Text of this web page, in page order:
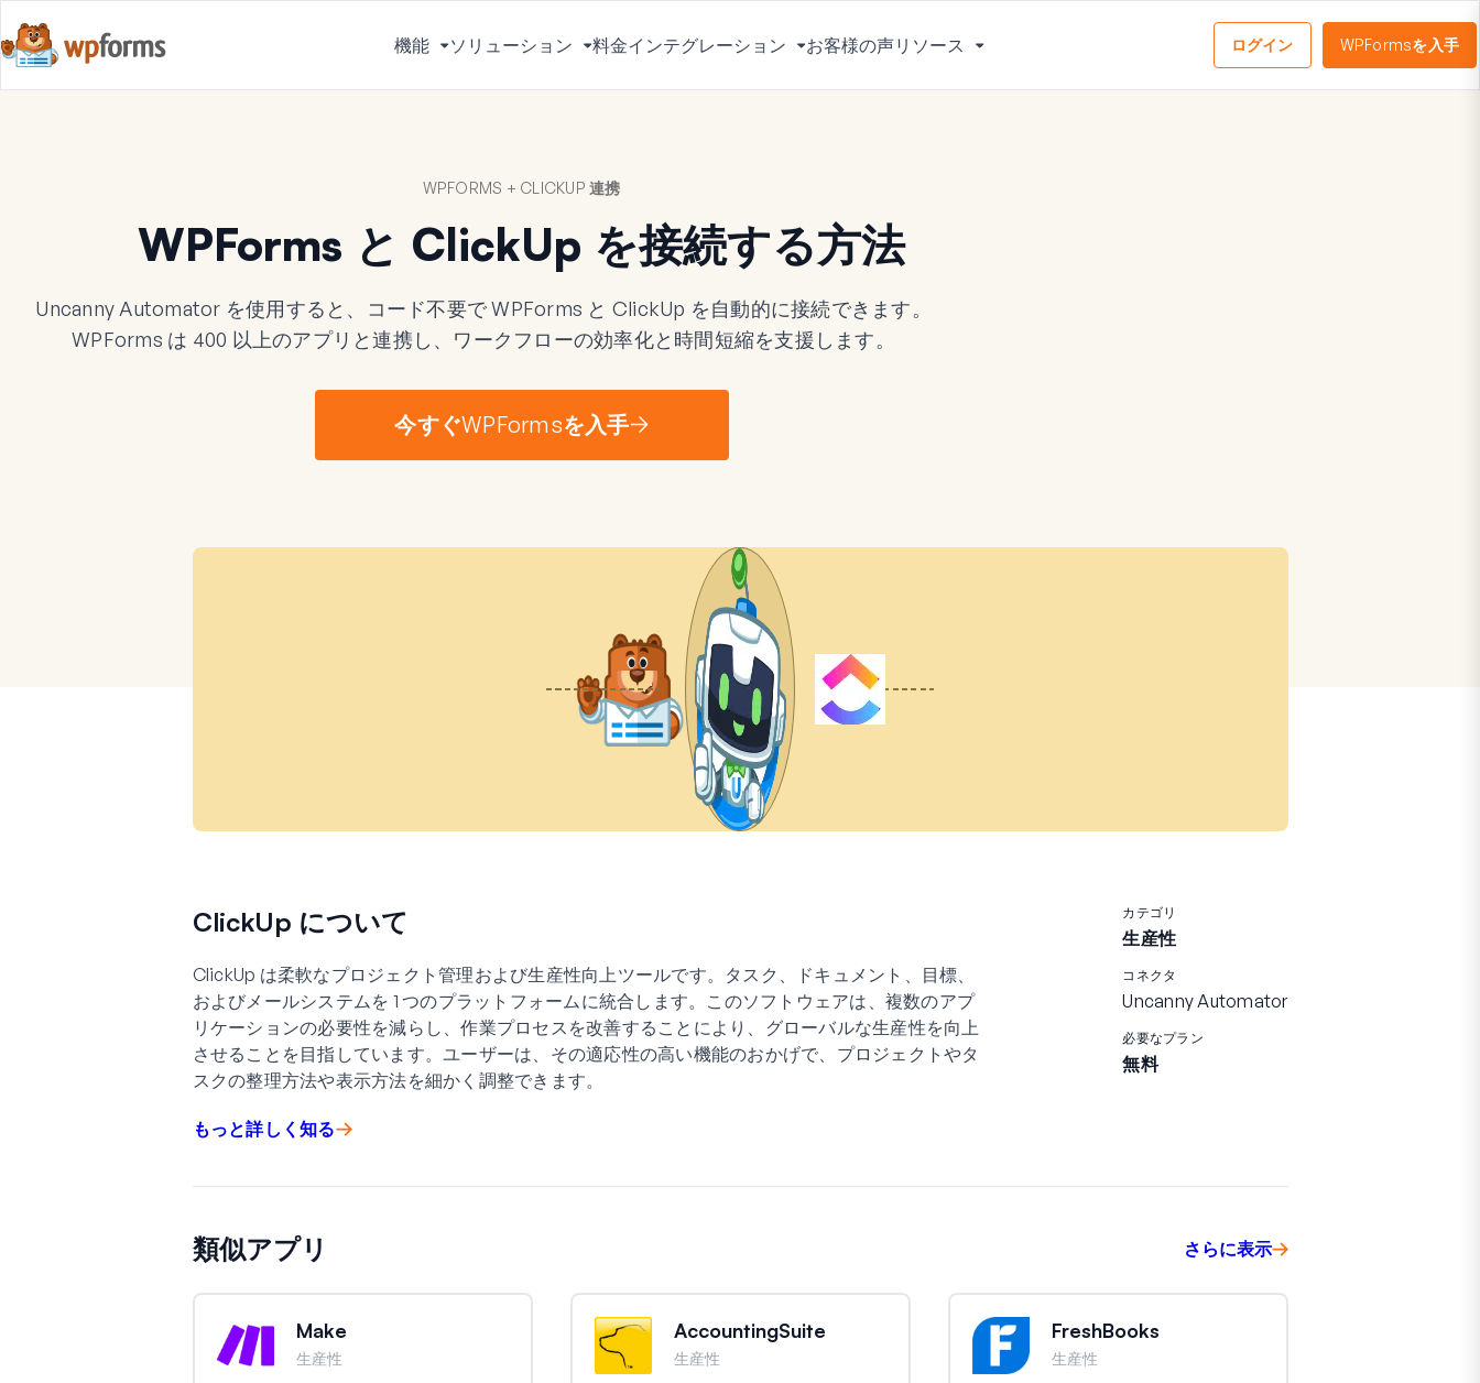
機能
メ
ニ
切
替
る
ソリューション
メ
ニ
切
替
る
料金インテグレーション
メ
ニ
替
え
る
お客様の声リソース
ニ
ログイン WPFormsを入手
WPFORMS + CLICKUP 連携
WPForms と ClickUp を接続する方法
Uncanny Automator を使用すると、コード不要で WPForms と ClickUp を自動的に接続できます。
WPForms は 400 以上のアプリと連携し、ワークフローの効率化と時間短縮を支援します。
今すぐWPFormsを入手
ClickUp について
ClickUp は柔軟なプロジェクト管理および生産性向上ツールです。タスク、ドキュメント、目標、
およびメールシステムを 1 つのプラットフォームに統合します。このソフトウェアは、複数のアプ
リケーションの必要性を減らし、作業プロセスを改善することにより、グローバルな生産性を向上
させることを目指しています。ユーザーは、その適応性の高い機能のおかげで、プロジェクトやタ
スクの整理方法や表示方法を細かく調整できます。
もっと詳しく知る
カテゴリ
生産性
コネクタ
Uncanny Automator
必要なプラン
無料
類似アプリ さらに表示
Make
生産性
AccountingSuite
生産性
FreshBooks
生産性